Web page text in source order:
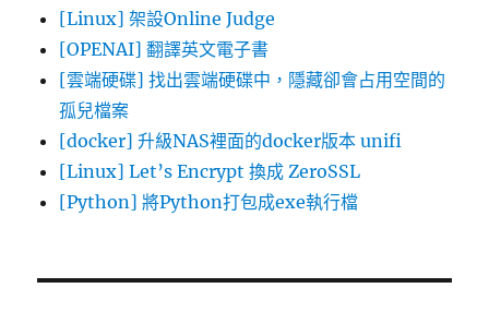
[Linux] 架設Online Judge
[OPENAI] 翻譯英文電子書
[雲端硬碟] 找出雲端硬碟中，隱藏卻會占用空間的
孤兒檔案
[docker] 升級NAS裡面的docker版本 unifi
[Linux] Let’s Encrypt 換成 ZeroSSL
[Python] 將Python打包成exe執行檔